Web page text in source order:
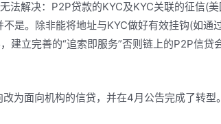
法解决：P2P贷款的KYC及KYC关联的征信(
是。除非能将地址与KYC做好有效挂钩(如通
建立完善的“追索即服务”否则链上的P2P信贷
为面向机构的信贷，并在4月公告完成了转型。